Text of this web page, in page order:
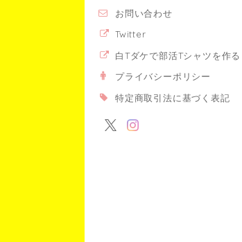
お問い合わせ
Twitter
白Tダケで部活Tシャツを作る
プライバシーポリシー
特定商取引法に基づく表記